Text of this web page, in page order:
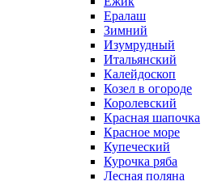
Ералаш
Зимний
Изумрудный
Итальянский
Калейдоскоп
Козел в огороде
Королевский
Красная шапочка
Красное море
Купеческий
Курочка ряба
Лесная поляна